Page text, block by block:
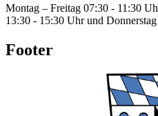
Montag – Freitag 07:30 - 11:30
13:30 - 15:30 Uhr und
Footer